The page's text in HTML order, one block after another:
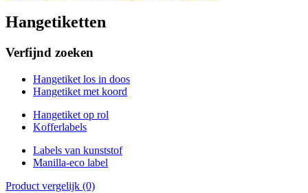
Hangetiketten
Verfijnd zoeken
Hangetiket los in doos
Hangetiket met koord
Hangetiket op rol
Kofferlabels
Labels van kunststof
Manilla-eco label
Product vergelijk (0)